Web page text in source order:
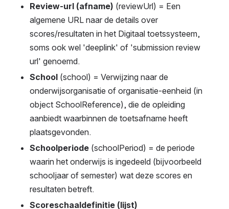
Review-url (afname) (reviewUrl) = Een
algemene URL naar de details over
scores/resultaten in het Digitaal toetssysteem,
soms ook wel 'deeplink' of 'submission review
url' genoemd.
School (school) = Verwijzing naar de
onderwijsorganisatie of organisatie-eenheid (in
object SchoolReference), die de opleiding
aanbiedt waarbinnen de toetsafname heeft
plaatsgevonden.
Schoolperiode (schoolPeriod) = de periode
waarin het onderwijs is ingedeeld (bijvoorbeeld
schooljaar of semester) wat deze scores en
resultaten betreft.